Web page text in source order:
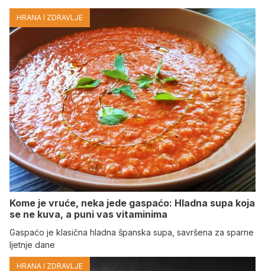
HRANA I ZDRAVLJE
Kome je vruće, neka jede gaspaćo: Hladna supa koja
se ne kuva, a puni vas vitaminima
Gaspaćo je klasična hladna španska supa, savršena za sparne
ljetnje dane
HRANA I ZDRAVLJE